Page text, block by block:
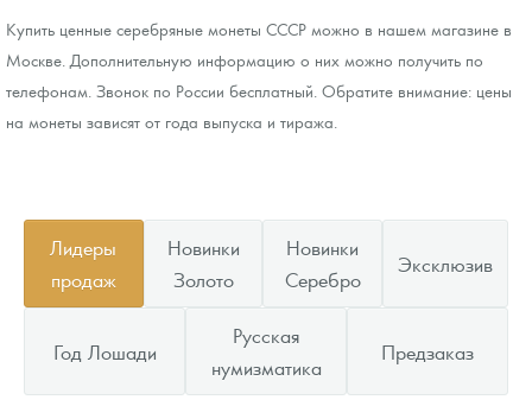
Купить ценные серебряные монеты СССР можно в нашем магазине в
Москве. Дополнительную информацию о них можно получить по
телефонам. Звонок по России бесплатный. Обратите внимание: цены
на монеты зависят от года выпуска и тиража.
Лидеры
продаж
Новинки
Золото
Новинки
Серебро
Эксклюзив
Год Лошади
Русская
нумизматика
Предзаказ